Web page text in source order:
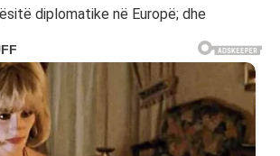
diplomatike në Europë; dhe